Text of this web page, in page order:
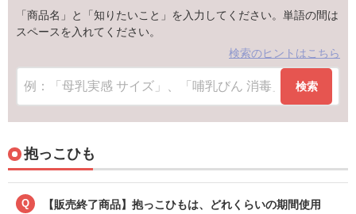
「商品名」と「知りたいこと」を入力してください。単語の間は
スペースを入れてください。
検索のヒントはこちら
検索
抱っこひも
Q
【販売終了商品】抱っこひもは、どれくらいの期間使用